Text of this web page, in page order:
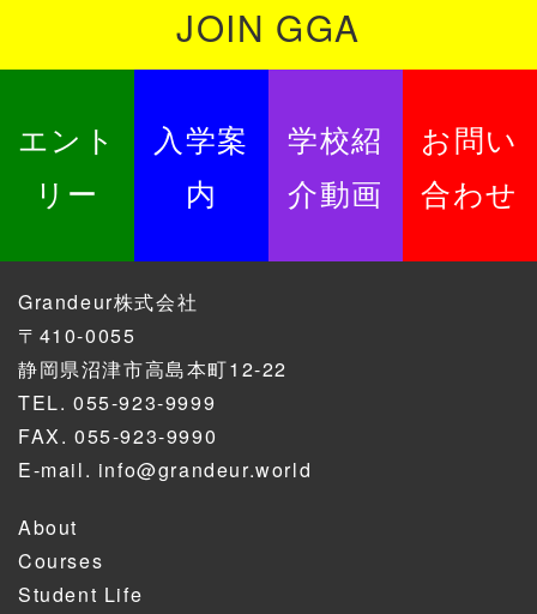
JOIN GGA
エント
リー
入学案
内
学校紹
介動画
お問い
合わせ
Grandeur株式会社
〒410-0055
静岡県沼津市高島本町12-22
TEL. 055-923-9999
FAX. 055-923-9990
E-mail. info@grandeur.world
About
Courses
Student Life